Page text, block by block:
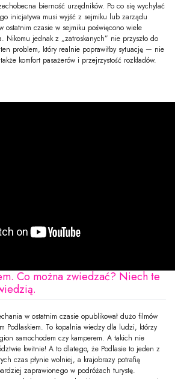
bierność urzędników. Po co się wychylać
inicjatywa musi wyjść z sejmiku lub zarządu
ostatnim czasie w sejmiku poświęcono wiele
Nikomu jednak z „zatroskanych” nie przyszło do
problem, który realnie poprawiłby sytuację — nie
komfort pasażerów i przejrzystość rozkładów.
Co można zwiedzać? Niech te
w ostatnim czasie opublikował dużo filmów
Podlaskiem. To kopalnia wiedzy dla ludzi, którzy
samochodem czy kamperem. A takich nie
kwitnie! A to dlatego, że Podlasie to jeden z
czas płynie wolniej, a krajobrazy potrafią
zaprawionego w podróżach turystę.